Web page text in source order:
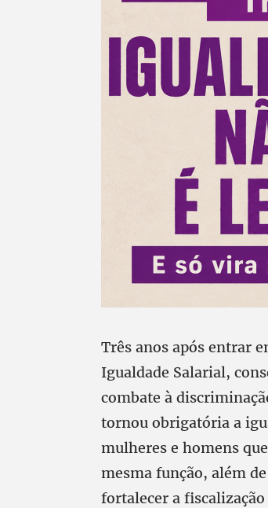
Três anos após entrar
Igualdade Salarial,
combate à
tornou obrigatória a
mulheres e homens
mesma função, além
fortalecer a fiscalização